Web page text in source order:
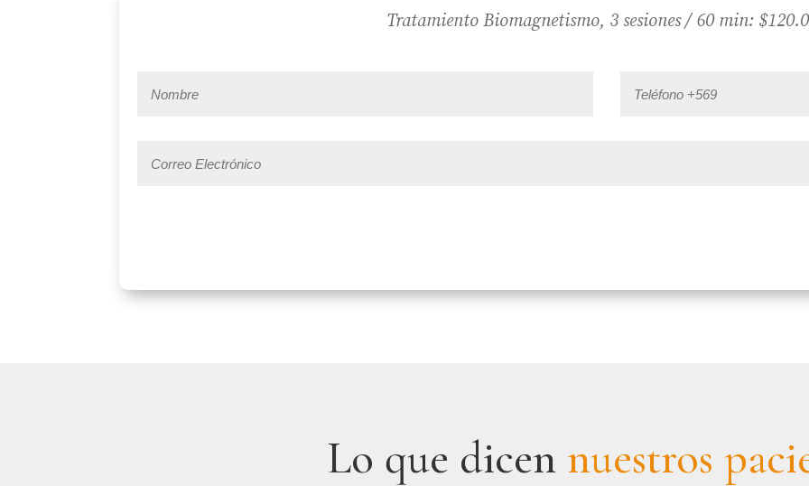
Tratamiento Biomagnetismo, 3 sesiones / 60 min:
Lo que dicen nuestros